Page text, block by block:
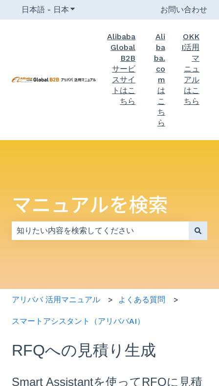
日本語 - 日本 翻訳のサブメニューを表示お問い合わせ
Alibaba
Global
B2B
サービ
スサイ
トはこ
ちら
Ali
ba
ba.
co
m
は
こ
ち
ら
OKK
I活用
マ
ニュ
アル
はこ
ちら
マニュアルを検索
アリババ 活用マニュアル よくある質問
スマートアシスタント（アリババAI）
RFQへの見積り生成
Smart Assistantを使ってRFQに見積